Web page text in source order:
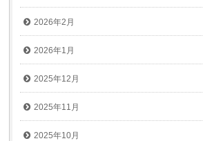
2026年2月
2026年1月
2025年12月
2025年11月
2025年10月